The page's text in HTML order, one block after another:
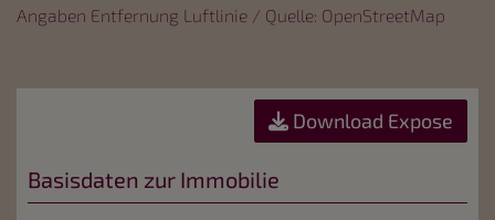
Angaben Entfernung Luftlinie / Quelle: OpenStreetMap
Download Expose
Basisdaten zur Immobilie